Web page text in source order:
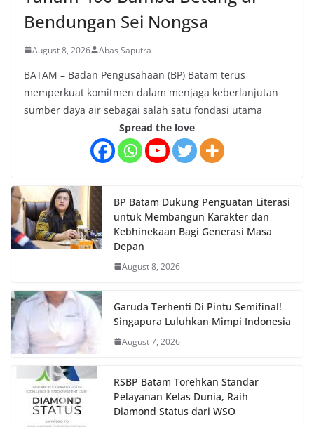
Bendungan Sei Nongsa
August 8, 2026 Abas Saputra
BATAM – Badan Pengusahaan (BP) Batam terus
memperkuat komitmen dalam menjaga keberlanjutan
sumber daya air sebagai salah satu fondasi utama
Spread the love
BP Batam Dukung Penguatan Literasi
untuk Membangun Karakter dan
Kebhinekaan Bagi Generasi Masa
Depan
August 8, 2026
Garuda Terhenti Di Pintu Semifinal!
Singapura Luluhkan Mimpi Indonesia
August 7, 2026
RSBP Batam Torehkan Standar
Pelayanan Kelas Dunia, Raih
Diamond Status dari WSO